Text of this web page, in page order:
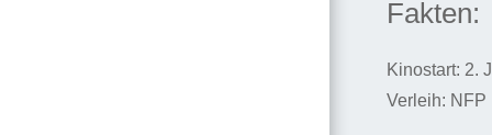
Fakten:
Kinostart: 2.
Verleih: NFP